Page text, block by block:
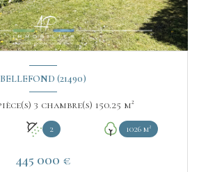
BELLEFOND (21490)
Maison 5 pièce(s) 3 chambre(s) 150.25 m²
2 1026 m²
445 000 €